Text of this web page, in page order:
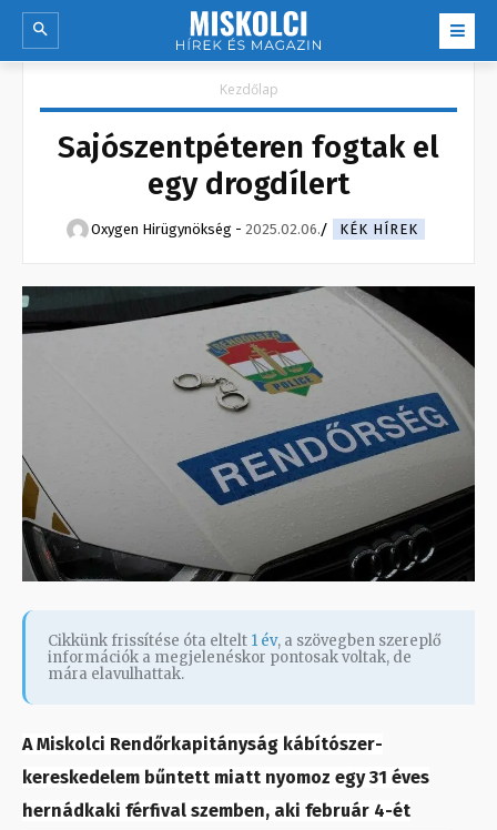
Kezdőlap
Sajószentpéteren fogtak el
egy drogdílert
Oxygen Hirügynökség - 2025.02.06. KÉK HÍREK
Cikkünk frissítése óta eltelt 1 év, a szövegben szereplő
információk a megjelenéskor pontosak voltak, de
mára elavulhattak.
A Miskolci Rendőrkapitányság kábítószer-
kereskedelem bűntett miatt nyomoz egy 31 éves
hernádkaki férfival szemben, aki február 4-ét